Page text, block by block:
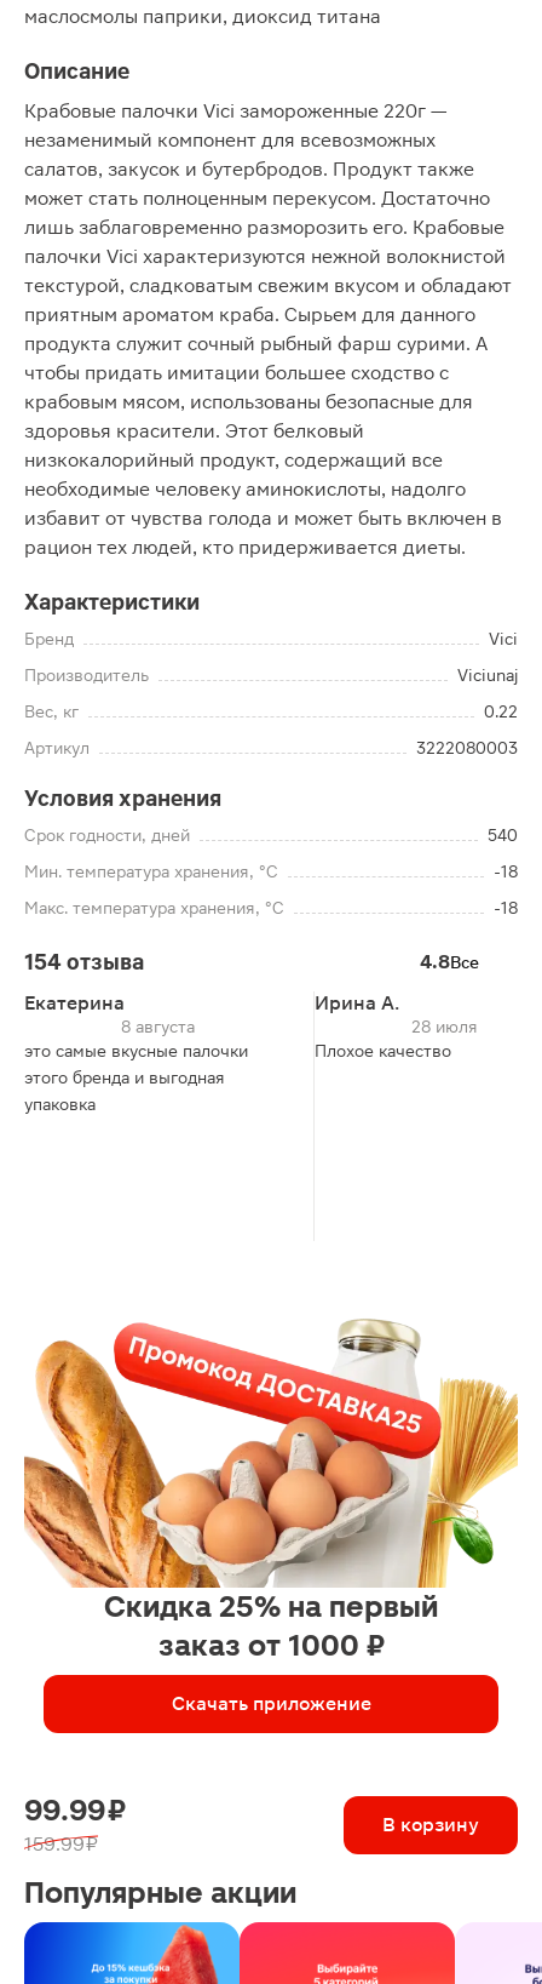
маслосмолы паприки, диоксид титана
Описание
Крабовые палочки Vici замороженные 220г —
незаменимый компонент для всевозможных
салатов, закусок и бутербродов. Продукт также
может стать полноценным перекусом. Достаточно
лишь заблаговременно разморозить его. Крабовые
палочки Vici характеризуются нежной волокнистой
текстурой, сладковатым свежим вкусом и обладают
приятным ароматом краба. Сырьем для данного
продукта служит сочный рыбный фарш сурими. А
чтобы придать имитации большее сходство с
крабовым мясом, использованы безопасные для
здоровья красители. Этот белковый
низкокалорийный продукт, содержащий все
необходимые человеку аминокислоты, надолго
избавит от чувства голода и может быть включен в
рацион тех людей, кто придерживается диеты.
Характеристики
Бренд
Vici
Производитель
Viciunaj
Вес, кг
0.22
Артикул
3222080003
Условия хранения
Срок годности, дней
540
Мин. температура хранения, °C
-18
Макс. температура хранения, °C
-18
154 отзыва 4.8Все
Екатерина
8 августа
это самые вкусные палочки
этого бренда и выгодная
упаковка
Ирина А.
28 июля
Плохое качество
Скидка 25% на первый
заказ от 1000 ₽
Скачать приложение
99.99 ₽
159.99 ₽
В корзину
Популярные акции